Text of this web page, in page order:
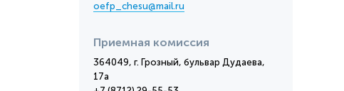
oefp_chesu@mail.ru
Приемная комиссия
364049, г. Грозный, бульвар Дудаева,
17а